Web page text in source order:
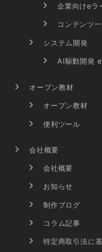
企業向けeラ
コンテンツ
システム開発
AI駆動開発
オープン教材
オープン教材
便利ツール
会社概要
会社概要
お知らせ
制作ブログ
コラム記事
特定商取引法に